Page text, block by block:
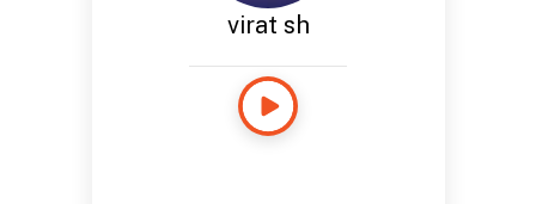
virat sh